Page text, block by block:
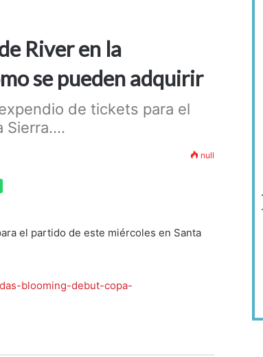
River en la
se pueden adquirir
de tickets para el
Sierra....
null
el partido de este miércoles en Santa
blooming-debut-copa-